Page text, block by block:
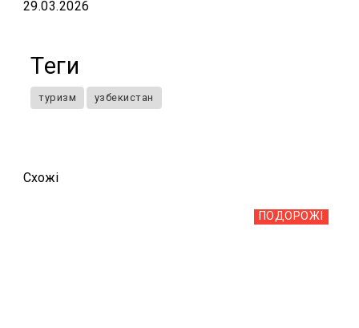
29.03.2026
Теги
туризм узбекистан
Схожi
ПОДОРОЖІ